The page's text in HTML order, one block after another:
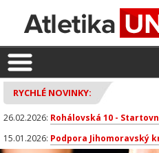
RYCHLÉ NOVINKY:
26.02.2026: Rohálovská 10 -
15.01.2026: Podpora Jihomoravský